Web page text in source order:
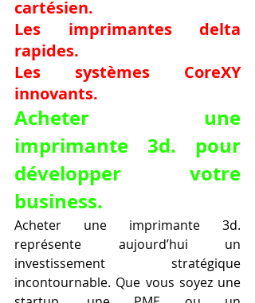
cartésien.
Les imprimantes delta
rapides.
Les systèmes CoreXY
innovants.
Acheter une
imprimante 3d. pour
développer votre
business.
Acheter une imprimante 3d.
représente aujourd’hui un
investissement stratégique
incontournable. Que vous soyez une